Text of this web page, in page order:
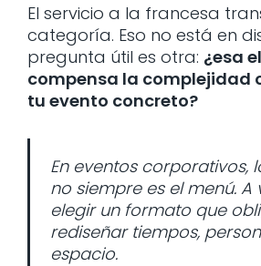
El servicio a la francesa
categoría. Eso no está en
pregunta útil es otra: ¿esa
compensa la complejidad
tu evento concreto?
En eventos corporativos,
no siempre es el menú. A
elegir un formato que
rediseñar tiempos,
espacio.